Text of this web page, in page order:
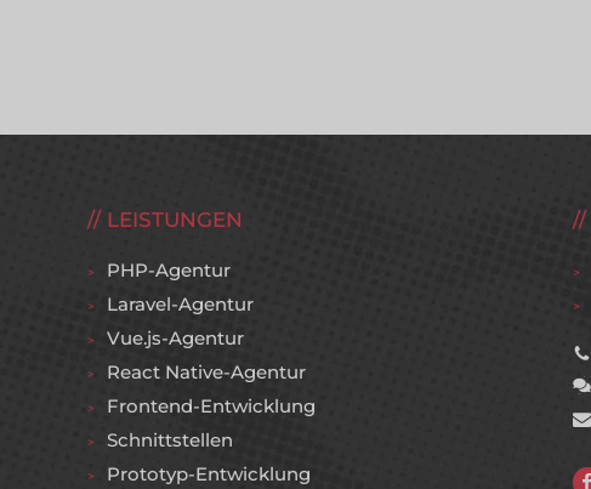
LEISTUNGEN
PHP-Agentur
Laravel-Agentur
Vue.js-Agentur
React Native-Agentur
Frontend-Entwicklung
Schnittstellen
Prototyp-Entwicklung